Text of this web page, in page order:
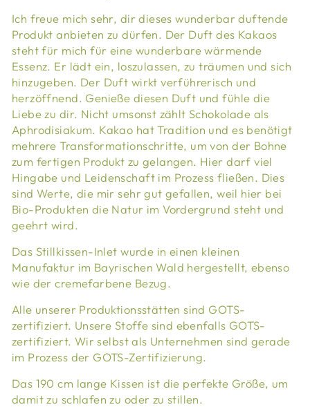
Ich freue mich sehr, dir dieses wunderbar duftende
Produkt anbieten zu dürfen. Der Duft des Kakaos
steht für mich für eine wunderbare wärmende
Essenz. Er lädt ein, loszulassen, zu träumen und sich
hinzugeben. Der Duft wirkt verführerisch und
herzöffnend. Genieße diesen Duft und fühle die
Liebe zu dir. Nicht umsonst zählt Schokolade als
Aphrodisiakum. Kakao hat Tradition und es benötigt
mehrere Transformationschritte, um von der Bohne
zum fertigen Produkt zu gelangen. Hier darf viel
Hingabe und Leidenschaft im Prozess fließen. Dies
sind Werte, die mir sehr gut gefallen, weil hier bei
Bio-Produkten die Natur im Vordergrund steht und
geehrt wird.
Das Stillkissen-Inlet wurde in einen kleinen
Manufaktur im Bayrischen Wald hergestellt, ebenso
wie der cremefarbene Bezug.
Alle unserer Produktionsstätten sind GOTS-
zertifiziert. Unsere Stoffe sind ebenfalls GOTS-
zertifiziert. Wir selbst als Unternehmen sind gerade
im Prozess der GOTS-Zertifizierung.
Das 190 cm lange Kissen ist die perfekte Größe, um
damit zu schlafen zu oder zu stillen.